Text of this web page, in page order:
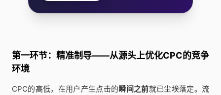
第一环节：精准制导——从源头上优化CPC的竞争
环境
CPC的高低，在用户产生点击的瞬间之前就已尘埃落定。流